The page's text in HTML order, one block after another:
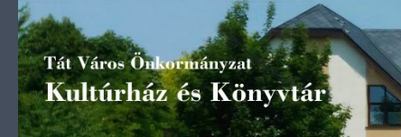
Skip to content